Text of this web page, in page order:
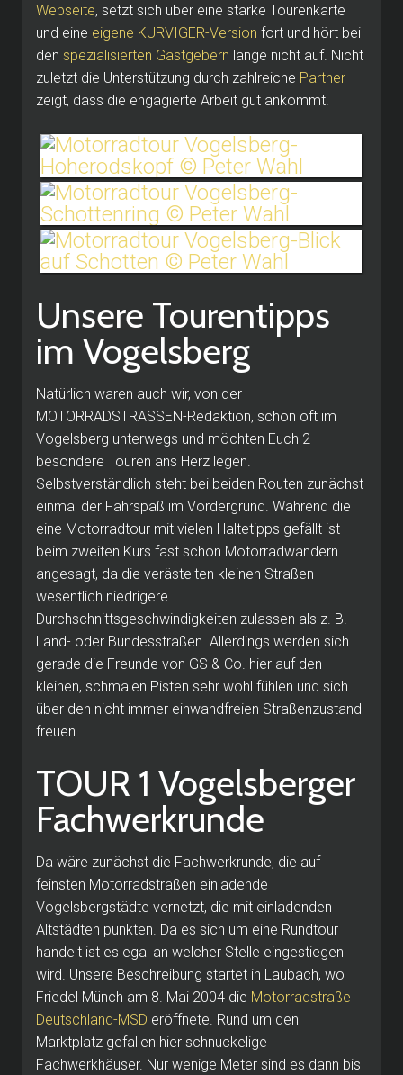
Webseite, setzt sich über eine starke Tourenkarte
und eine eigene KURVIGER-Version fort und hört bei
den spezialisierten Gastgebern lange nicht auf. Nicht
zuletzt die Unterstützung durch zahlreiche Partner
zeigt, dass die engagierte Arbeit gut ankommt.
Unsere Tourentipps
im Vogelsberg
Natürlich waren auch wir, von der
MOTORRADSTRASSEN-Redaktion, schon oft im
Vogelsberg unterwegs und möchten Euch 2
besondere Touren ans Herz legen.
Selbstverständlich steht bei beiden Routen zunächst
einmal der Fahrspaß im Vordergrund. Während die
eine Motorradtour mit vielen Haltetipps gefällt ist
beim zweiten Kurs fast schon Motorradwandern
angesagt, da die verästelten kleinen Straßen
wesentlich niedrigere
Durchschnittsgeschwindigkeiten zulassen als z. B.
Land- oder Bundesstraßen. Allerdings werden sich
gerade die Freunde von GS & Co. hier auf den
kleinen, schmalen Pisten sehr wohl fühlen und sich
über den nicht immer einwandfreien Straßenzustand
freuen.
TOUR 1 Vogelsberger
Fachwerkrunde
Da wäre zunächst die Fachwerkrunde, die auf
feinsten Motorradstraßen einladende
Vogelsbergstädte vernetzt, die mit einladenden
Altstädten punkten. Da es sich um eine Rundtour
handelt ist es egal an welcher Stelle eingestiegen
wird. Unsere Beschreibung startet in Laubach, wo
Friedel Münch am 8. Mai 2004 die Motorradstraße
Deutschland-MSD eröffnete. Rund um den
Marktplatz gefallen hier schnuckelige
Fachwerkhäuser. Nur wenige Meter sind es dann bis